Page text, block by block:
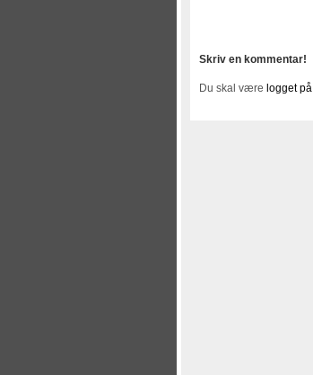
Skriv en kommentar!
Du skal være logget på